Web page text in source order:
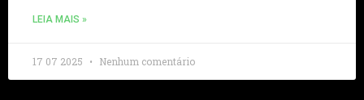
LEIA MAIS »
17 07 2025 Nenhum comentário